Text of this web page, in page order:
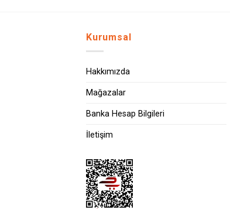
Kurumsal
Hakkımızda
Mağazalar
Banka Hesap Bilgileri
İletişim